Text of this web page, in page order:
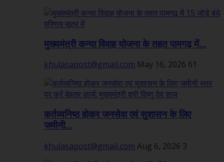
मुख्यमंत्री कन्या विवाह योजना के तहत पामगढ़ में...
khulasapost@gmail.com May 16, 2026 61
कर्तव्यनिष्ठ होकर जनसेवा एवं सुशासन के लिए
जमीनी...
khulasapost@gmail.com Aug 6, 2026 3